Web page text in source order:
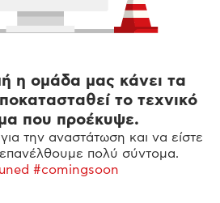
η ομάδα μας κάνει τα
το τεχνικό
που προέκυψε.
την αναστάτωση και να είστε
επανέλθουμε πολύ σύντομα.
#comingsoon